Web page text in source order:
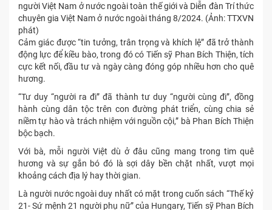
người Việt Nam ở nước ngoài toàn thế giới và Diễn đàn Trí thức
chuyên gia Việt Nam ở nước ngoài tháng 8/2024. (Ảnh: TTXVN
phát)
Cảm giác được “tin tưởng, trân trọng và khích lệ” đã trở thành
động lực để kiều bào, trong đó có Tiến sỹ Phan Bích Thiện, tích
cực kết nối, đầu tư và ngày càng đóng góp nhiều hơn cho quê
hương.
“Tư duy “người ra đi” đã thành tư duy “người cùng đi”, đồng
hành cùng dân tộc trên con đường phát triển, cùng chia sẻ
niềm tự hào và trách nhiệm với nguồn cội,” bà Phan Bích Thiện
bộc bạch.
Với bà, mỗi người Việt dù ở đâu cũng mang trong tim quê
hương và sự gắn bó đó là sợi dây bền chặt nhất, vượt mọi
khoảng cách địa lý hay thời gian.
Là người nước ngoài duy nhất có mặt trong cuốn sách “Thế kỷ
21- Sứ mệnh 21 người phụ nữ” của Hungary, Tiến sỹ Phan Bích